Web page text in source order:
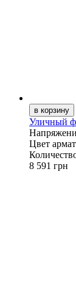
Уличный
Цвет
8 591 грн